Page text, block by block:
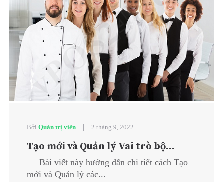
Bởi Quản trị viên | 2 tháng 9, 2022
Tạo mới và Quản lý Vai trò bộ...
Bài viết này hướng dẫn chi tiết cách Tạo
mới và Quản lý các...